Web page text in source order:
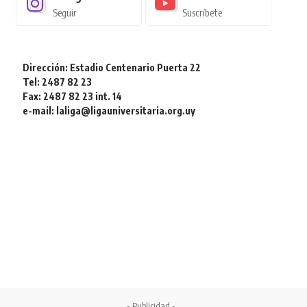
Seguir Suscríbete
Dirección: Estadio Centenario Puerta 22
Tel: 2487 82 23
Fax: 2487 82 23 int. 14
e-mail: laliga@ligauniversitaria.org.uy